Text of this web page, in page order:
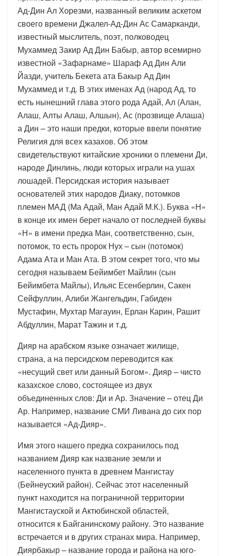
Ад-Дин Ал Хорезми, названный великим аскетом
своего времени Джалел-Ад-Дин Ас Самарканди,
известный мыслитель, поэт, полководец
Мухаммед Закир Ад Дин Бабыр, автор всемирно
известной «Зафарнаме» Шараф Ад Дин Али
Йазди, учитель Бекета ата Бакыр Ад Дин
Мухаммед и т.д. В этих именах Ад (народ Ад, то
есть нынешний глава этого рода Адай, Ал (Алан,
Алаш, Алты Алаш, Алшын), Ас (прозвище Алаша)
а Дин – это наши предки, которые ввели понятие
Религия для всех казахов. Об этом
свидетельствуют китайские хроники о племени Ди,
народе Динлинь, люди которых играли на ушах
лошадей. Персидская история называет
основателей этих народов Диаку, потомков
племен МАД (Ма Адай, Ман Адай М.К.). Буква «Н»
в конце их имен берет начало от последней буквы
«Н» в имени предка Ман, соответственно, сын,
потомок, то есть пророк Нух – сын (потомок)
Адама Ата и Ман Ата. В этом секрет того, что мы
сегодня называем Бейимбет Майлин (сын
Бейимбета Майлы), Ильяс Есенберлин, Сакен
Сейфуллин, Алиби Жангельдин, Габиден
Мустафин, Мухтар Магауин, Ерлан Карин, Рашит
Абдуллин, Марат Тажин и т.д.
Дияр на арабском языке означает жилище,
страна, а на персидском переводится как
«несущий свет или данный Богом». Дияр – чисто
казахское слово, состоящее из двух
объединенных слов: Ди и Ар. Значение – отец Ди
Ар. Например, название СМИ Ливана до сих пор
называется «Ад-Дияр».
Имя этого нашего предка сохранилось под
названием Дияр как название земли и
населенного пункта в древнем Мангистау
(Бейнеуский район). Сейчас этот населенный
пункт находится на пограничной территории
Мангистауской и Актюбинской областей,
относится к Байганинскому району. Это название
встречается и в других странах мира. Например,
Диярбакыр – название города и района на юго-